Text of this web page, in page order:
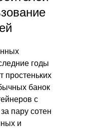
годы
простеньких
банок
с
пару сотен
и